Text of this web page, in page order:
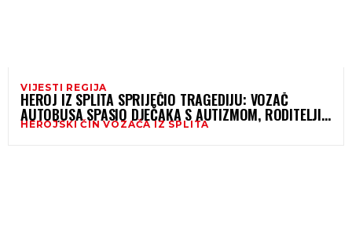
VIJESTI REGIJA
HEROJ IZ SPLITA SPRIJEČIO TRAGEDIJU: VOZAČ
AUTOBUSA SPASIO DJEČAKA S AUTIZMOM, RODITELJI
PORUČILI – „BOG GA JE POSLAO“
HEROJSKI ČIN VOZAČA IZ SPLITA